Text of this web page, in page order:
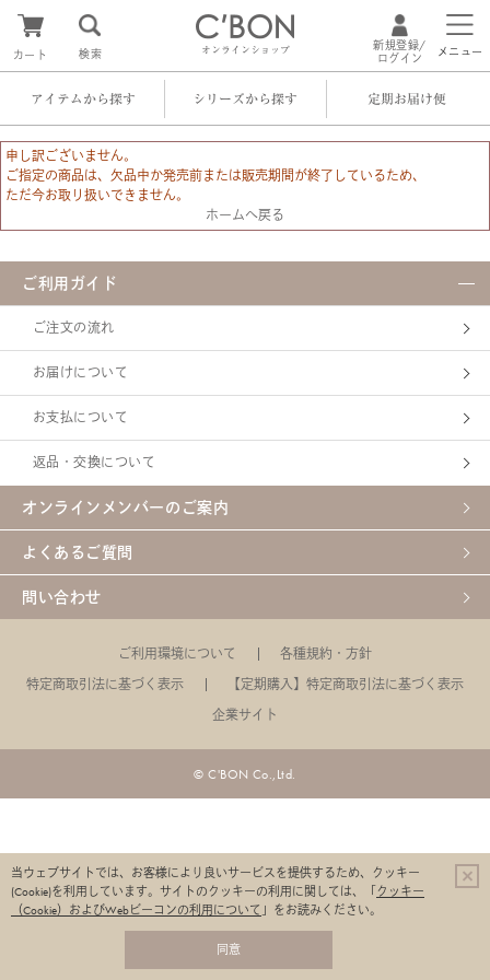
オンラインショップ
カート 検索
新規登録/
ログイン
メニュー
アイテムから探す シリーズから探す 定期お届け便
申し訳ございません。
ご指定の商品は、欠品中か発売前または販売期間が終了しているため、
ただ今お取り扱いできません。
ホームへ戻る
ご利用ガイド
ご注文の流れ
お届けについて
お支払について
返品・交換について
オンラインメンバーのご案内
よくあるご質問
問い合わせ
ご利用環境について
各種規約・方針
特定商取引法に基づく表示
【定期購入】特定商取引法に基づく表示
企業サイト
© C'BON Co.,Ltd.
当ウェブサイトでは、お客様により良いサービスを提供するため、クッキー
(Cookie)を利用しています。 サイトのクッキーの利用に関しては、「 クッキー
（Cookie）およびWebビーコンの利用について 」をお読みください。
同意